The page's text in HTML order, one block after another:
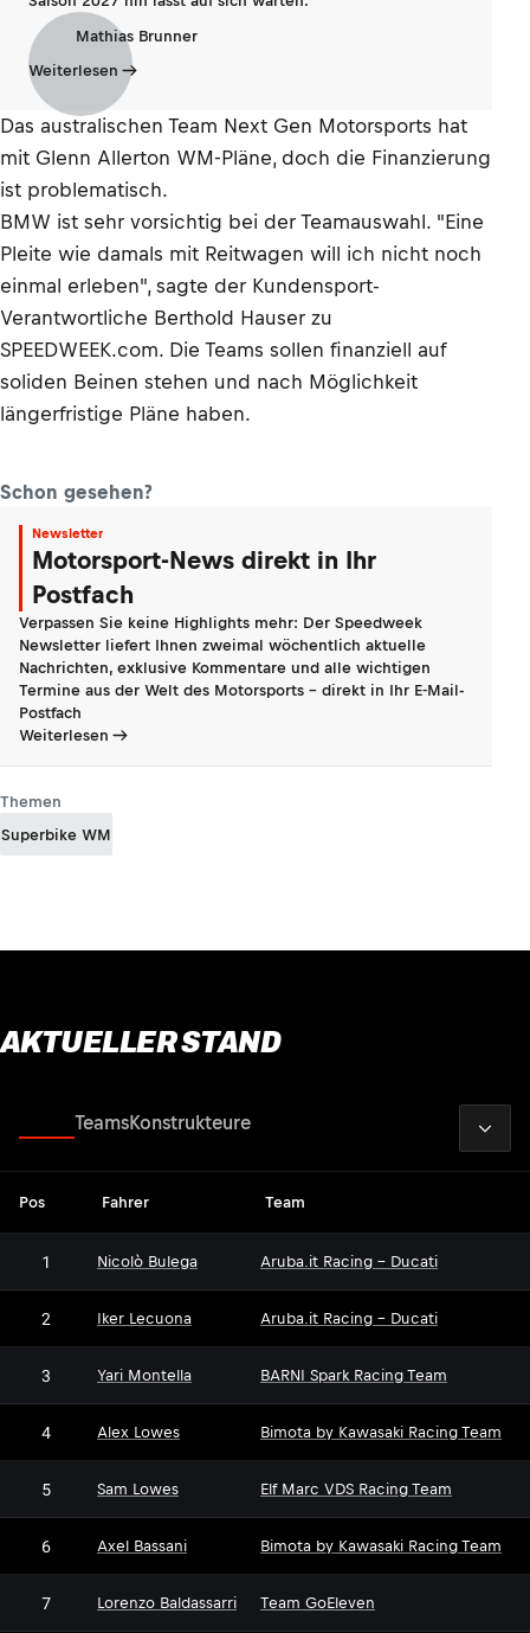
Mathias Brunner
Weiterlesen
Das australischen Team Next Gen Motorsports hat
mit Glenn Allerton WM-Pläne, doch die Finanzierung
ist problematisch.
BMW ist sehr vorsichtig bei der Teamauswahl. "Eine
Pleite wie damals mit Reitwagen will ich nicht noch
einmal erleben", sagte der Kundensport-
Verantwortliche Berthold Hauser zu
SPEEDWEEK.com. Die Teams sollen finanziell auf
soliden Beinen stehen und nach Möglichkeit
längerfristige Pläne haben.
Schon gesehen?
Newsletter
Motorsport-News direkt in Ihr
Postfach
Verpassen Sie keine Highlights mehr: Der Speedweek
Newsletter liefert Ihnen zweimal wöchentlich aktuelle
Nachrichten, exklusive Kommentare und alle wichtigen
Termine aus der Welt des Motorsports - direkt in Ihr E-Mail-
Postfach
Weiterlesen
Themen
Superbike WM
AKTUELLER STAND
TeamsKonstrukteure
Pos Fahrer Team
1 Nicolò Bulega Aruba.it Racing - Ducati
2 Iker Lecuona Aruba.it Racing - Ducati
3 Yari Montella BARNI Spark Racing Team
4 Alex Lowes Bimota by Kawasaki Racing Team
5 Sam Lowes Elf Marc VDS Racing Team
6 Axel Bassani Bimota by Kawasaki Racing Team
7 Lorenzo Baldassarri Team GoEleven